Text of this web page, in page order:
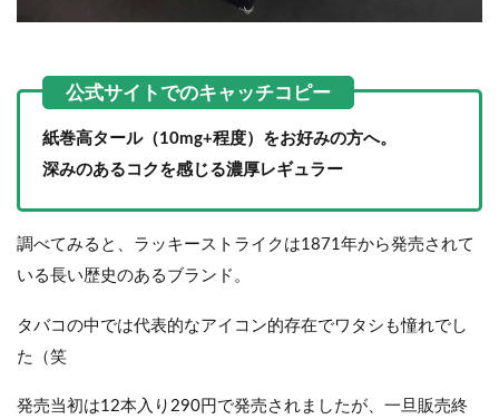
紙巻高タール（10mg+程度）をお好みの方へ。
深みのあるコクを感じる濃厚レギュラー
調べてみると、ラッキーストライクは1871年から発売されて
いる長い歴史のあるブランド。
タバコの中では代表的なアイコン的存在でワタシも憧れでし
た（笑
発売当初は12本入り290円で発売されましたが、一旦販売終